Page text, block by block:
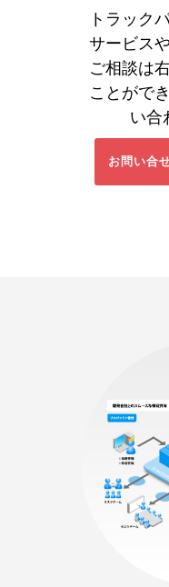
トラック
サービス
ご相談は
ことがで
い合
お問い合